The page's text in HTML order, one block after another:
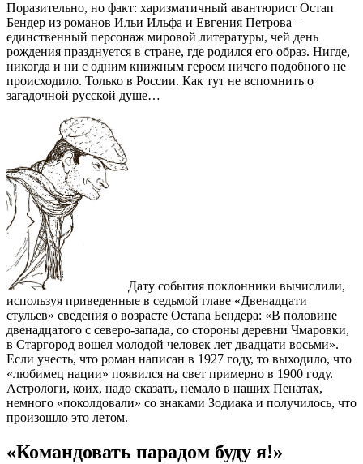
Поразительно, но факт: харизматичный авантюрист Остап
Бендер из романов Ильи Ильфа и Евгения Петрова –
единственный персонаж мировой литературы, чей день
рождения празднуется в стране, где родился его образ. Нигде,
никогда и ни с одним книжным героем ничего подобного не
происходило. Только в России. Как тут не вспомнить о
загадочной русской душе…
Дату события поклонники вычислили,
используя приведенные в седьмой главе «Двенадцати
стульев» сведения о возрасте Остапа Бендера: «В половине
двенадцатого с северо-запада, со стороны деревни Чмаровки,
в Старгород вошел молодой человек лет двадцати восьми».
Если учесть, что роман написан в 1927 году, то выходило, что
«любимец нации» появился на свет примерно в 1900 году.
Астрологи, коих, надо сказать, немало в наших Пенатах,
немного «поколдовали» со знаками Зодиака и получилось, что
произошло это летом.
«Командовать парадом буду я!»